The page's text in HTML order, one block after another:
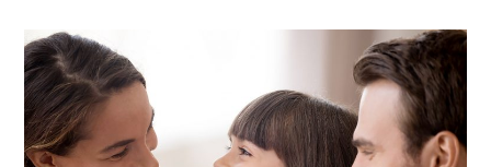
狱，令所有人都感到惊讶。记者问他这一切的秘诀时，曼德拉这样
回…